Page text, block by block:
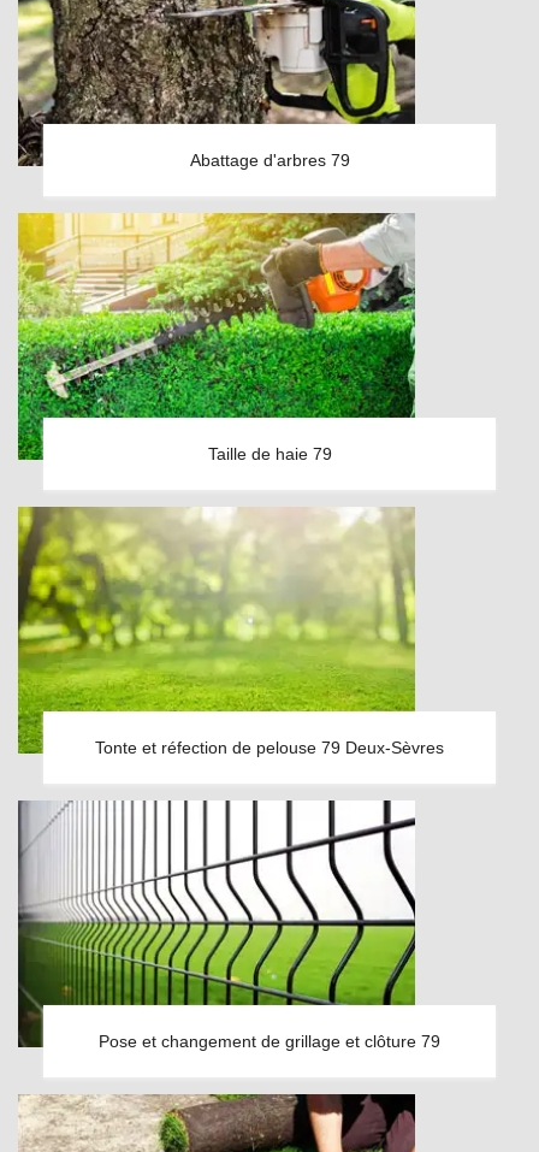
Abattage d'arbres 79
Taille de haie 79
Tonte et réfection de pelouse 79 Deux-Sèvres
Pose et changement de grillage et clôture 79